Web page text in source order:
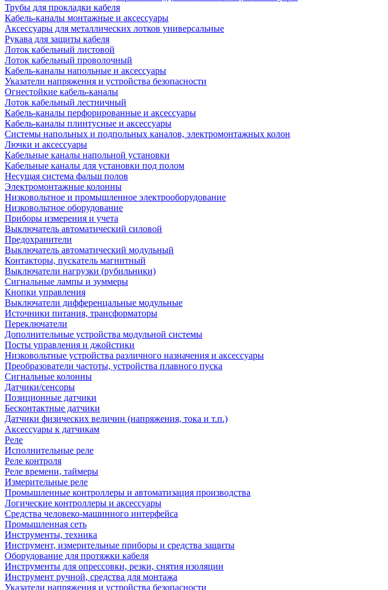
Трубы для прокладки кабеля
Кабель-каналы монтажные и аксессуары
Аксессуары для металлических лотков универсальные
Рукава для защиты кабеля
Лоток кабельный листовой
Лоток кабельный проволочный
Кабель-каналы напольные и аксессуары
Указатели напряжения и устройства безопасности
Огнестойкие кабель-каналы
Лоток кабельный лестничный
Кабель-каналы перфорированные и аксессуары
Кабель-каналы плинтусные и аксессуары
Системы напольных и подпольных каналов, электромонтажных колон
Лючки и аксессуары
Кабельные каналы напольной установки
Кабельные каналы для установки под полом
Несущая система фальш полов
Электромонтажные колонны
Низковольтное и промышленное электрооборудование
Низковольтное оборудование
Приборы измерения и учета
Выключатель автоматический силовой
Предохранители
Выключатель автоматический модульный
Контакторы, пускатель магнитный
Выключатели нагрузки (рубильники)
Сигнальные лампы и зуммеры
Кнопки управления
Выключатели дифференцальные модульные
Источники питания, трансформаторы
Переключатели
Дополнительные устройства модульной системы
Посты управления и джойстики
Низковольтные устройства различного назначения и аксессуары
Преобразователи частоты, устройства плавного пуска
Сигнальные колонны
Датчики/сенсоры
Позиционные датчики
Бесконтактные датчики
Датчики физических величин (напряжения, тока и т.п.)
Аксессуары к датчикам
Реле
Исполнительные реле
Реле контроля
Реле времени, таймеры
Измерительные реле
Промышленные контроллеры и автоматизация производства
Логические контроллеры и аксессуары
Средства человеко-машинного интерфейса
Промышленная сеть
Инструменты, техника
Инструмент, измерительные приборы и средства защиты
Оборудование для протяжки кабеля
Инструменты для опрессовки, резки, снятия изоляции
Инструмент ручной, средства для монтажа
Указатели напряжения и устройства безопасности